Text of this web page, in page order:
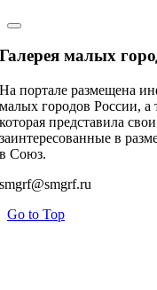
Галерея малых
На портале размещена
малых городов России, а
которая представила
заинтересованные в
в Союз.
smgrf@smgrf.ru
Go to Top